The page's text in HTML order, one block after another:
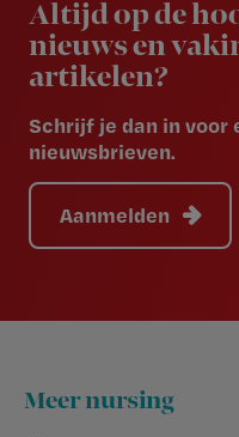
Altijd op de
nieuws en
artikelen?
Schrijf je dan in voor
nieuwsbrieven.
Aanmelden
Footer
Meer nursing